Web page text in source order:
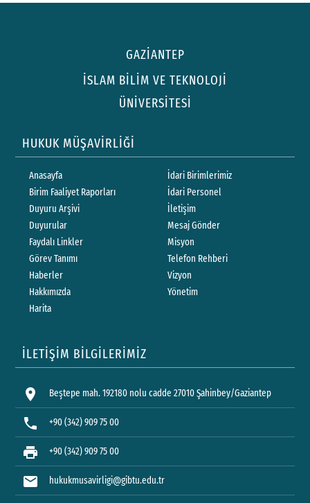
GAZİANTEP
İSLAM BİLİM VE TEKNOLOJİ
ÜNİVERSİTESİ
HUKUK MÜŞAVİRLİĞİ
Anasayfa
Birim Faaliyet Raporları
Duyuru Arşivi
Duyurular
Faydalı Linkler
Görev Tanımı
Haberler
Hakkımızda
Harita
İdari Birimlerimiz
İdari Personel
İletişim
Mesaj Gönder
Misyon
Telefon Rehberi
Vizyon
Yönetim
İLETİŞİM BİLGİLERİMİZ
location_on Beştepe mah. 192180 nolu cadde 27010 Şahinbey/Gaziantep
phone +90 (342) 909 75 00
print +90 (342) 909 75 00
mail hukukmusavirligi@gibtu.edu.tr